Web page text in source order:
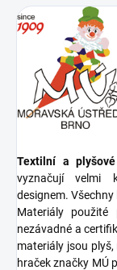
Textilní a
vyznačují velmi
designem.
Materiály použité
nezávadné a
materiály jsou
hraček značky MÚ